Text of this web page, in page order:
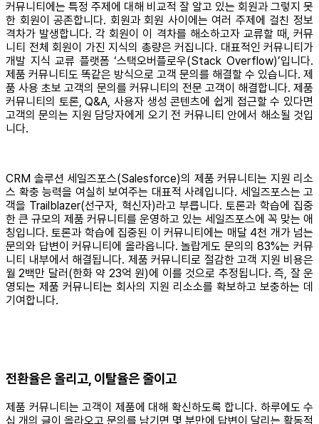
커뮤니티에는 특정 주제에 대해 비교적 잘 알고 있는 회원과 그렇지 못
한 회원이 공존합니다. 회원과 회원 사이에는 여러 주제에 걸친 정보
격차가 발생합니다. 각 회원이 이 격차를 해소하고자 교류할 때, 커뮤
니티 전체 회원이 가진 지식의 총량은 커집니다. 대표적인 커뮤니티가
개발 지식 교류 플랫폼 ‘스택오버플로우(Stack Overflow)’입니다.
제품 커뮤니티도 똑같은 방식으로 고객 문의를 해결할 수 있습니다. 제
품 사용 초보 고객의 문의를 커뮤니티의 전문 고객이 해결합니다. 제품
커뮤니티의 토론, Q&A, 사용자 생성 콘텐츠에 쉽게 접근할 수 있다면
고객의 문의는 지원 담당자에게 오기 전 커뮤니티 안에서 해소될 것입
니다.
CRM 솔루션 세일즈포스(Salesforce)의 제품 커뮤니티는 지원 리소
스 확충 능력을 여실히 보여주는 대표적 사례입니다. 세일즈포스는 고
객을 Trailblazer(선구자, 혁신자)라고 부릅니다. 토론과 학습에 집중
한 큰 규모의 제품 커뮤니티를 운영하고 있는 세일즈포스에 꼭 맞는 애
칭입니다. 토론과 학습에 집중된 이 커뮤니티에는 매달 4천 개가 넘는
문의와 답변이 커뮤니티에 올라옵니다. 놀랍게도 문의의 83%는 커뮤
니티 내부에서 해결됩니다. 제품 커뮤니티로 절감한 고객 지원 비용은
월 2백만 달러(한화 약 23억 원)에 이를 것으로 추정됩니다. 즉, 잘 운
영되는 제품 커뮤니티는 회사의 지원 리소소를 확보하고 보충하는 데
기여합니다.
전환율은 올리고, 이탈율은 줄이고
제품 커뮤니티는 고객이 제품에 대해 확신하도록 합니다. 하루에도 수
십 개의 글이 올라오고 문의를 남기면 몇 분만에 답변이 달리는 활동적